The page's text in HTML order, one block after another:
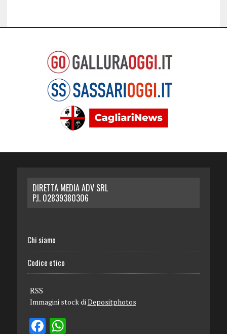
DIRETTA MEDIA ADV SRL
P.I. 02839380306
Chi siamo
Codice etico
RSS
Immagini stock di Depositphotos